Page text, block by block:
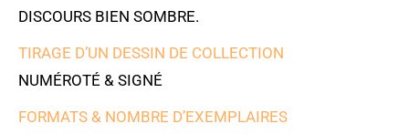
DISCOURS BIEN SOMBRE.
TIRAGE D’UN DESSIN DE COLLECTION
NUMÉROTÉ & SIGNÉ
FORMATS & NOMBRE D’EXEMPLAIRES